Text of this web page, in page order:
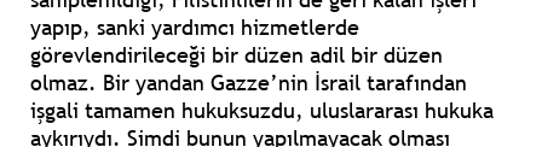
yapıp, sanki yardımcı hizmetlerde
görevlendirileceği bir düzen adil bir düzen
olmaz. Bir yandan Gazze’nin İsrail tarafından
işgali tamamen hukuksuzdu, uluslararası hukuka
aykırıydı. Şimdi bunun yapılmayacak olması